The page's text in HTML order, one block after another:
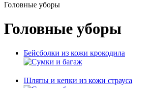
Головные уборы
Головные уборы
Бейсболки из кожи крокодила
Шляпы и кепки из кожи страуса